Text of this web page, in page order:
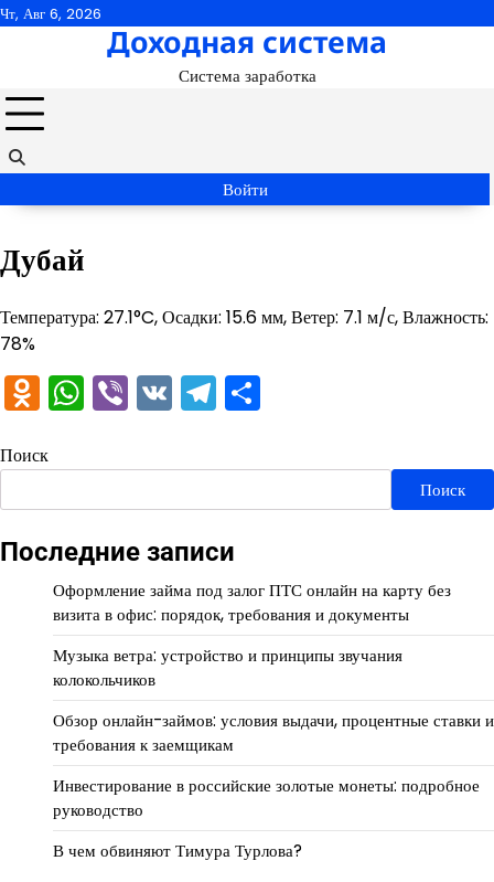
Перейти
Чт, Авг 6, 2026
Доходная система
Система заработка
Войти
Дубай
Температура: 27.1°C, Осадки: 15.6 мм, Ветер: 7.1 м/с, Влажность:
78%
Odnoklassniki
WhatsApp
Viber
VKTelegram
Поиск
Поиск
Последние записи
Оформление займа под залог ПТС онлайн на карту без
визита в офис: порядок, требования и документы
Музыка ветра: устройство и принципы звучания
колокольчиков
Обзор онлайн-займов: условия выдачи, процентные ставки и
требования к заемщикам
Инвестирование в российские золотые монеты: подробное
руководство
В чем обвиняют Тимура Турлова?